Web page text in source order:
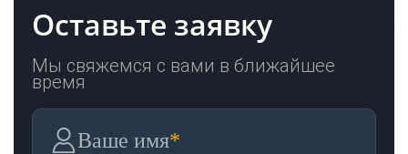
Оставьте заявку
Мы свяжемся с вами в ближайшее
время
Ваше имя*